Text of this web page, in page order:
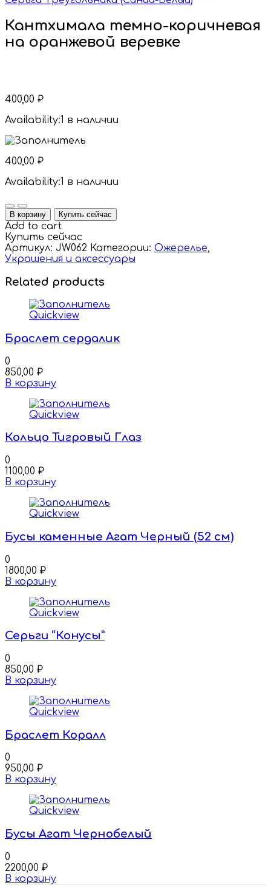
Кантхимала темно-коричневая
на оранжевой веревке
400,00 ₽
Availability:1 в наличии
400,00 ₽
Availability:1 в наличии
Quantity
В корзину Купить сейчас
Add to cart
Купить сейчас
Артикул: JW062 Категории: Ожерелье,
Украшения и аксессуары
Related products
Quickview
Браслет сердалик
0
850,00 ₽
В корзину
Quickview
Кольцо Тигровый Глаз
0
1100,00 ₽
В корзину
Quickview
Бусы каменные Агат Черный (52 см)
0
1800,00 ₽
В корзину
Quickview
Серьги “Конусы”
0
850,00 ₽
В корзину
Quickview
Браслет Коралл
0
950,00 ₽
В корзину
Quickview
Бусы Агат Чернобелый
0
2200,00 ₽
В корзину